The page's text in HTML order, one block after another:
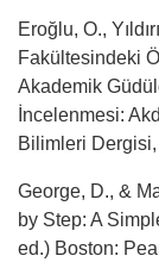
Eroğlu, O.,
Fakültesindeki
Akademik
İncelenmesi:
Bilimleri
George, D., &
by Step: A
ed.) Boston: